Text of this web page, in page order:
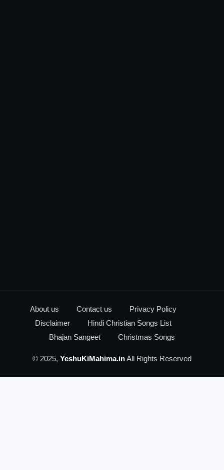
About us Contact us
Privacy Policy
Disclaimer
Hindi Christian Songs List
Bhajan Sangeet
Christmas Songs
© 2025, YeshuKiMahima.inAll Rights Reserved